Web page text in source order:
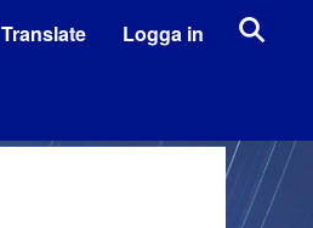
Translate Logga in